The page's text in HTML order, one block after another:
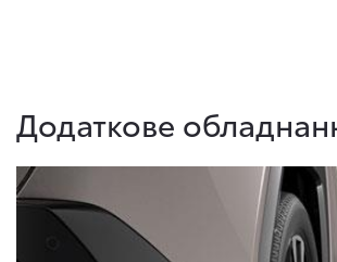
Додаткове